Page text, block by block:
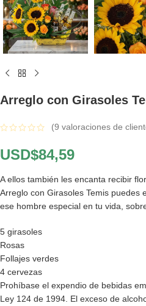
Arreglo con Girasoles
(9 valoraciones de
USD$84,59
A ellos también les encanta recibir
Arreglo con Girasoles Temis puedes
ese hombre especial en tu vida,
5 girasoles
Rosas
Follajes verdes
4 cervezas
Prohíbase el expendio de bebidas
Ley 124 de 1994. El exceso de